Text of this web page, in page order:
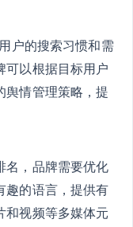
户的搜索习惯和需
可以根据目标用户
舆情管理策略，提
名，品牌需要优化
趣的语言，提供有
和视频等多媒体元